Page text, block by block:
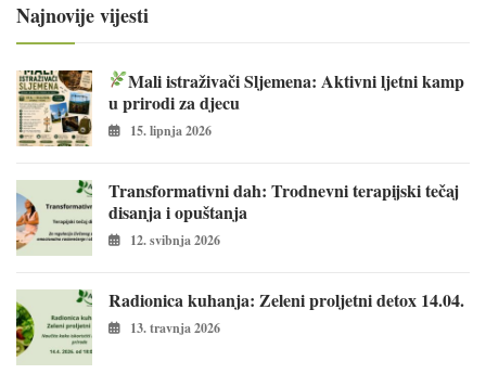
Najnovije vijesti
Mali istraživači Sljemena: Aktivni ljetni kamp
u prirodi za djecu
15. lipnja 2026
Transformativni dah: Trodnevni terapijski tečaj
disanja i opuštanja
12. svibnja 2026
Radionica kuhanja: Zeleni proljetni detox 14.04.
13. travnja 2026